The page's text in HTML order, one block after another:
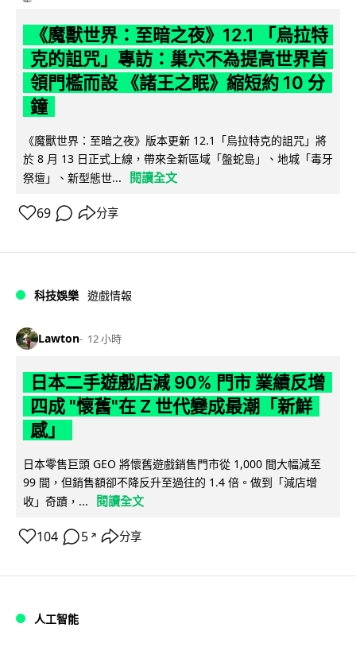
《魔獸世界：至暗之夜》12.1 「烏拉特
克的詛咒」專訪：巢穴不為提高世界首
領門檻而設 《諸王之眠》縮短約 10 分
鐘
《魔獸世界：至暗之夜》版本更新 12.1「烏拉特克的詛咒」將
於 8 月 13 日正式上線，帶來全新區域「盤蛇島」、地城「毒牙
祭壇」、新型態世...
閱讀全文
69 分享
科技娛樂 遊戲情報
Lawton 12 小時
日本二手遊戲店減 90% 門市 業績反增
四成 "懷舊"在 Z 世代變成最潮「新鮮
感」
日本零售巨頭 GEO 將懷舊遊戲銷售門市從 1,000 間大幅減至
99 間，但銷售額卻不降反升至過往的 1.4 倍。做到「減店增
收」奇蹟，...
閱讀全文
104 5 ↗ 分享
人工智能